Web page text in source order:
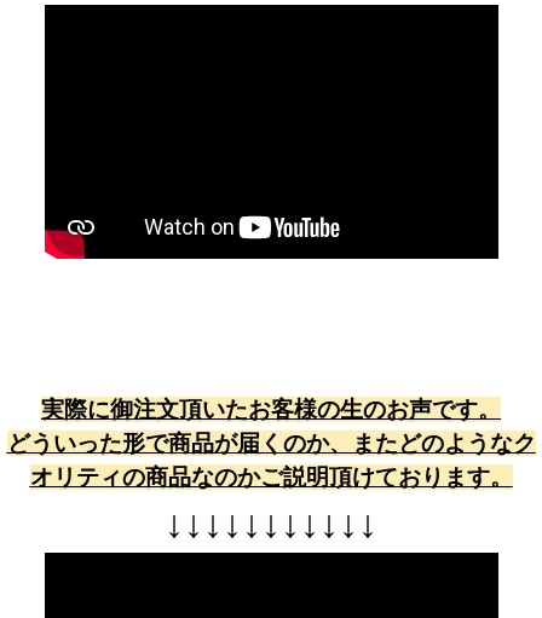
実際に御注文頂いたお客様の生のお声です。
どういった形で商品が届くのか、またどのようなク
オリティの商品なのかご説明頂けております。
↓ ↓ ↓ ↓ ↓ ↓ ↓ ↓ ↓ ↓ ↓